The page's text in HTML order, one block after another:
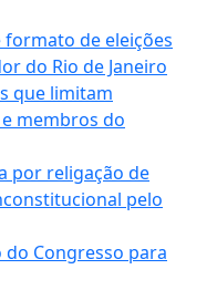
formato de eleições
do Rio de Janeiro
que limitam
membros do
por religação de
pelo
Congresso para